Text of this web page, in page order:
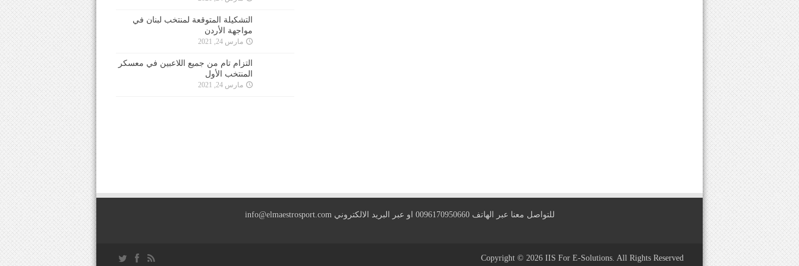
التشكيلة المتوقعة لمنتخب لبنان في
مواجهة الأردن
مارس 24, 2021
التزام تام من جميع اللاعبين في معسكر
المنتخب الأول
مارس 24, 2021
للتواصل معنا عبر الهاتف 0096170950660 او عبر البريد الالكتروني info@elmaestrosport.com
Copyright © 2026 IIS For E-Solutions. All Rights Reserved